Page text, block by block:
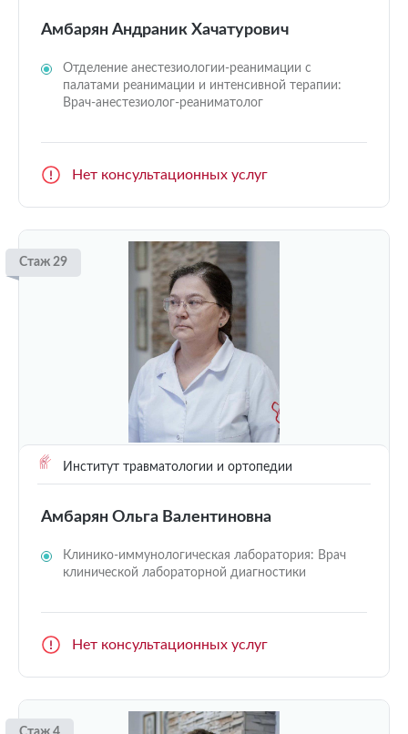
Амбарян Андраник Хачатурович
Отделение анестезиологии-реанимации с
палатами реанимации и интенсивной терапии:
Врач-анестезиолог-реаниматолог
Нет консультационных услуг
Стаж 29
Институт травматологии и ортопедии
Амбарян Ольга Валентиновна
Клинико-иммунологическая лаборатория: Врач
клинической лабораторной диагностики
Нет консультационных услуг